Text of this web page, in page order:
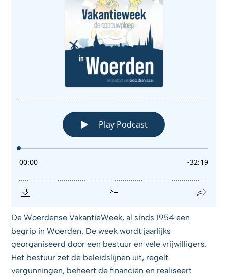
De Woerdense VakantieWeek, al sinds 1954 een
begrip in Woerden. De week wordt jaarlijks
georganiseerd door een bestuur en vele vrijwilligers.
Het bestuur zet de beleidslijnen uit, regelt
vergunningen, beheert de financiën en realiseert